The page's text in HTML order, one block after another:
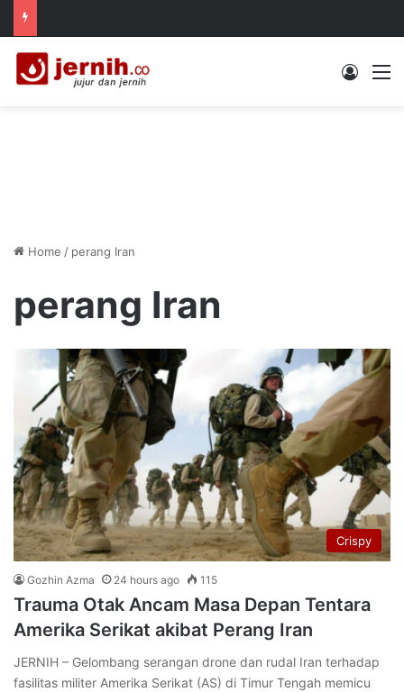
Log In
Home / perang Iran
perang Iran
Crispy
Gozhin Azma 24 hours ago 115
Trauma Otak Ancam Masa Depan Tentara
Amerika Serikat akibat Perang Iran
JERNIH – Gelombang serangan drone dan rudal Iran terhadap
fasilitas militer Amerika Serikat (AS) di Timur Tengah memicu